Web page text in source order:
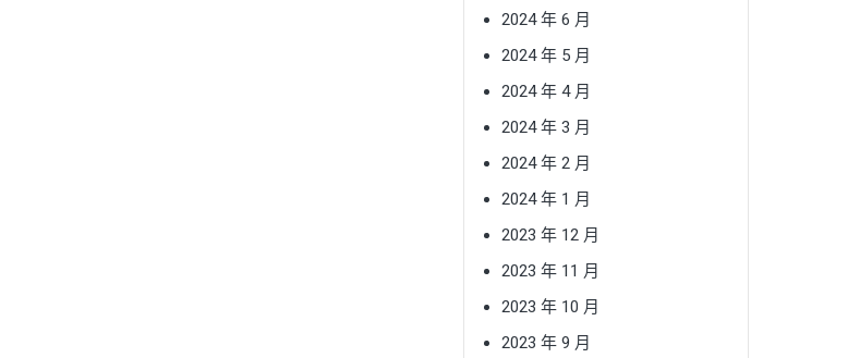
2024 年 6 月
2024 年 5 月
2024 年 4 月
2024 年 3 月
2024 年 2 月
2024 年 1 月
2023 年 12 月
2023 年 11 月
2023 年 10 月
2023 年 9 月